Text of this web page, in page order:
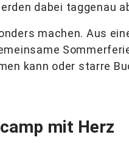
dabei taggenau
machen. Aus
kann oder starre
mit Herz